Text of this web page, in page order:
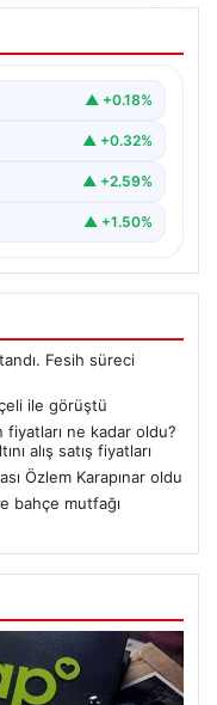
Devlet
▲ +0.18%
▲ +0.32%
▲ +2.59%
▲ +1.50%
Fesih süreci
ile görüştü
fiyatları ne kadar oldu?
alış satış fiyatları
Özlem Karapınar oldu
bahçe mutfağı